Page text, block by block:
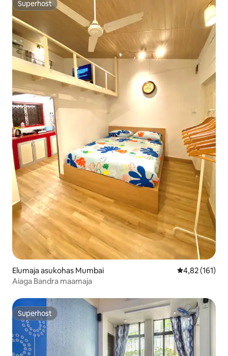
Superhost
Superhost
Elumaja asukohas Mumbai Keskmine
4,82 (161)
Aiaga Bandra maamaja
Superhost
Superhost